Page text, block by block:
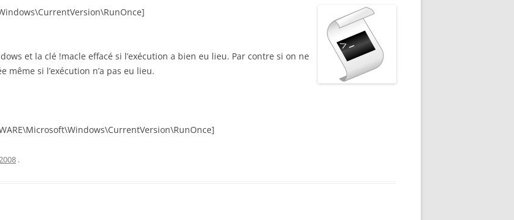
et la clé !macle effacé si l’exécution a bien eu lieu. Par contre si on ne
même si l’exécution n’a pas eu lieu.
.